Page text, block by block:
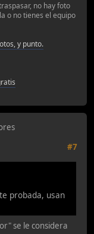
no hay foto
o no tienes el equipo
y punto.
#7
probada, usan
se le considera